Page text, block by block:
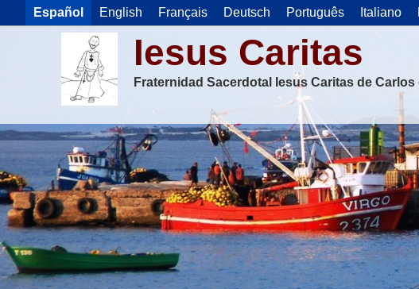
Español English Français Deutsch Português Italiano
Iesus Caritas
Fraternidad Sacerdotal Iesus Caritas de Carlos